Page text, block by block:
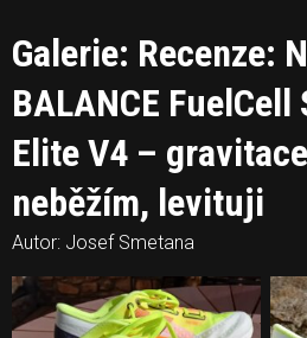
Galerie: Recenze:
BALANCE FuelCell
Elite V4 –
neběžím, levituji
Autor: Josef Smetana